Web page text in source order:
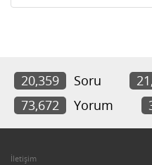
20,359 Soru
73,672
Yorum
İletişim